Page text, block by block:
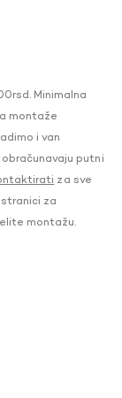
Minimalna
montaže
i van
putni
za sve
za
montažu.